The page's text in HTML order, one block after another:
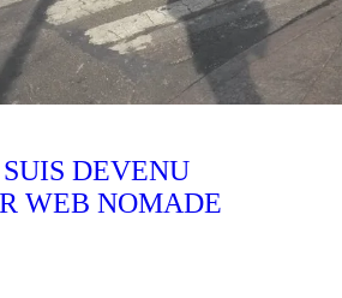
DEVENU
WEB NOMADE